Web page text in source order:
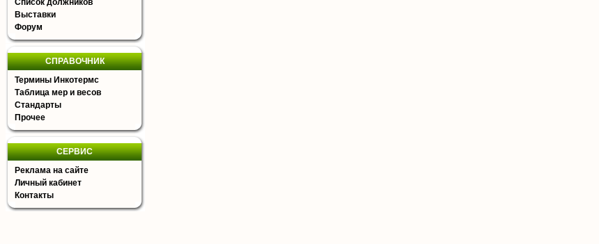
Список должников
Выставки
Форум
СПРАВОЧНИК
Термины Инкотермс
Таблица мер и весов
Стандарты
Прочее
СЕРВИС
Реклама на сайте
Личный кабинет
Контакты